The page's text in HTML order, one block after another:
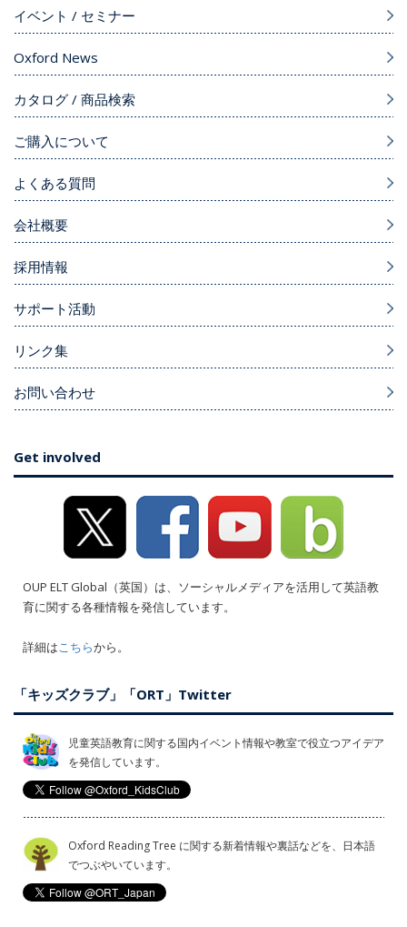
イベント / セミナー
Oxford News
カタログ / 商品検索
ご購入について
よくある質問
会社概要
採用情報
サポート活動
リンク集
お問い合わせ
Get involved
OUP ELT Global（英国）は、ソーシャルメディアを活用して英語教
育に関する各種情報を発信しています。
詳細はこちらから。
「キッズクラブ」「ORT」Twitter
児童英語教育に関する国内イベント情報や教室で役立つアイデア
を発信しています。
Oxford Reading Tree に関する新着情報や裏話などを、日本語
でつぶやいています。